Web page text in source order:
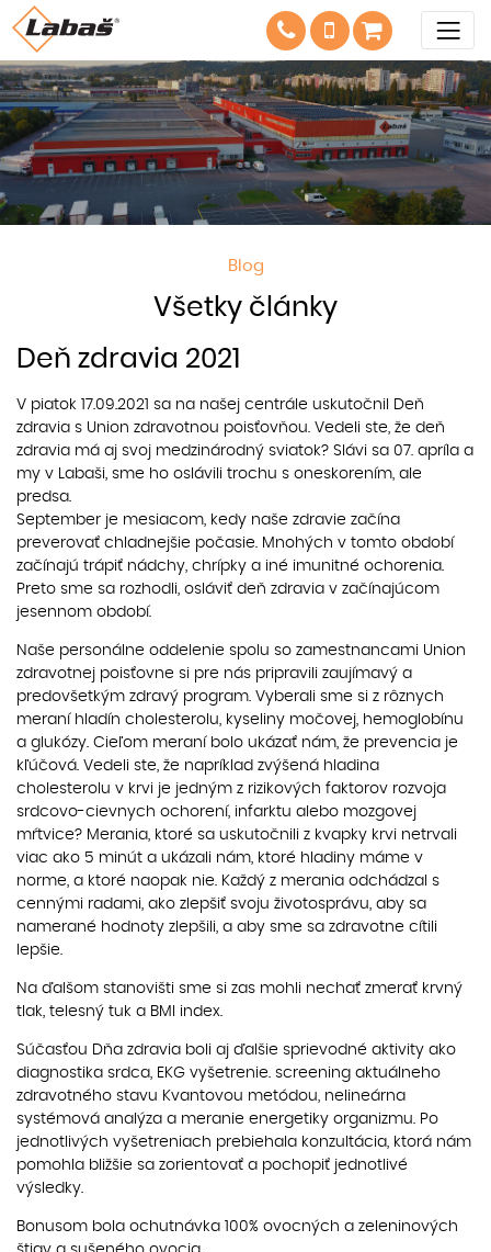
Blog
Všetky články
Deň zdravia 2021
V piatok 17.09.2021 sa na našej centrále uskutočnil Deň
zdravia s Union zdravotnou poisťovňou. Vedeli ste, že deň
zdravia má aj svoj medzinárodný sviatok? Slávi sa 07. apríla a
my v Labaši, sme ho oslávili trochu s oneskorením, ale
predsa.
September je mesiacom, kedy naše zdravie začína
preverovať chladnejšie počasie. Mnohých v tomto období
začínajú trápiť nádchy, chrípky a iné imunitné ochorenia.
Preto sme sa rozhodli, osláviť deň zdravia v začínajúcom
jesennom období.
Naše personálne oddelenie spolu so zamestnancami Union
zdravotnej poisťovne si pre nás pripravili zaujímavý a
predovšetkým zdravý program. Vyberali sme si z rôznych
meraní hladín cholesterolu, kyseliny močovej, hemoglobínu
a glukózy. Cieľom meraní bolo ukázať nám, že prevencia je
kľúčová. Vedeli ste, že napríklad zvýšená hladina
cholesterolu v krvi je jedným z rizikových faktorov rozvoja
srdcovo-cievnych ochorení, infarktu alebo mozgovej
mŕtvice? Merania, ktoré sa uskutočnili z kvapky krvi netrvali
viac ako 5 minút a ukázali nám, ktoré hladiny máme v
norme, a ktoré naopak nie. Každý z merania odchádzal s
cennými radami, ako zlepšiť svoju životosprávu, aby sa
namerané hodnoty zlepšili, a aby sme sa zdravotne cítili
lepšie.
Na ďalšom stanovišti sme si zas mohli nechať zmerať krvný
tlak, telesný tuk a BMI index.
Súčasťou Dňa zdravia boli aj ďalšie sprievodné aktivity ako
diagnostika srdca, EKG vyšetrenie. screening aktuálneho
zdravotného stavu Kvantovou metódou, nelineárna
systémová analýza a meranie energetiky organizmu. Po
jednotlivých vyšetreniach prebiehala konzultácia, ktorá nám
pomohla bližšie sa zorientovať a pochopiť jednotlivé
výsledky.
Bonusom bola ochutnávka 100% ovocných a zeleninových